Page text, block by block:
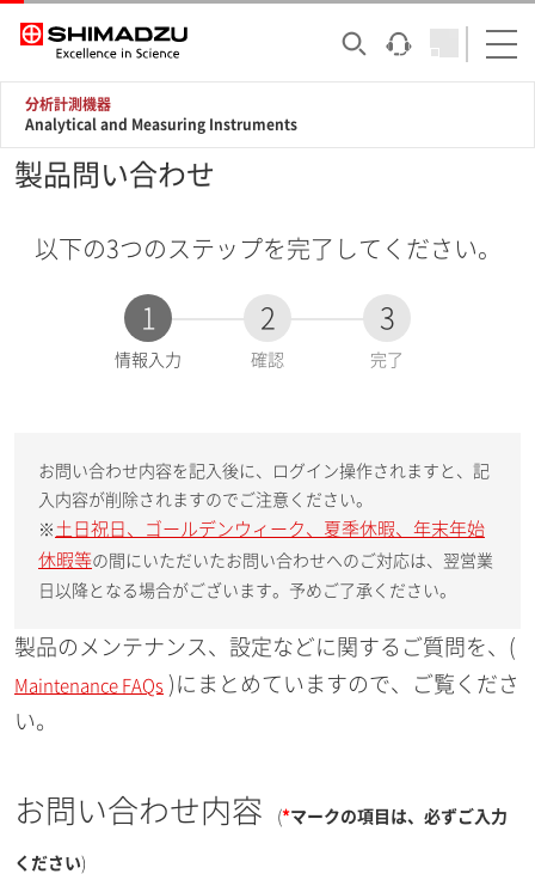
分析計測機器
Analytical and Measuring Instruments
製品問い合わせ
以下の3つのステップを完了してください。
1
現
情報入力
2
確認
3
完了
お問い合わせ内容を記入後に、ログイン操作されますと、記
入内容が削除されますのでご注意ください。
※ 土日祝日、ゴールデンウィーク、夏季休暇、年末年始
休暇等の間にいただいたお問い合わせへのご対応は、翌営業
日以降となる場合がございます。予めご了承ください。
製品のメンテナンス、設定などに関するご質問を、(
Maintenance FAQs )にまとめていますので、ご覧くださ
い。
お問い合わせ内容 (*マークの項目は、必ずご入力
ください)